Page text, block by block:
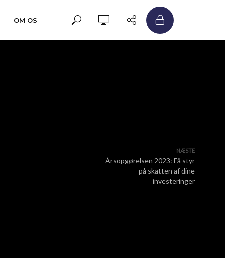
OM OS
NÆSTE
Årsopgørelsen 2023: Få styr
på skatten af dine
investeringer